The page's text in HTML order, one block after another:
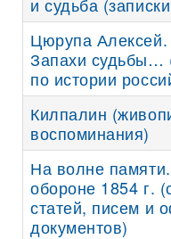
Цюрупа
Запахи судьбы…
по истории
Килпалин
воспоминания)
На волне
обороне 1854 г.
статей, писем и
документов)